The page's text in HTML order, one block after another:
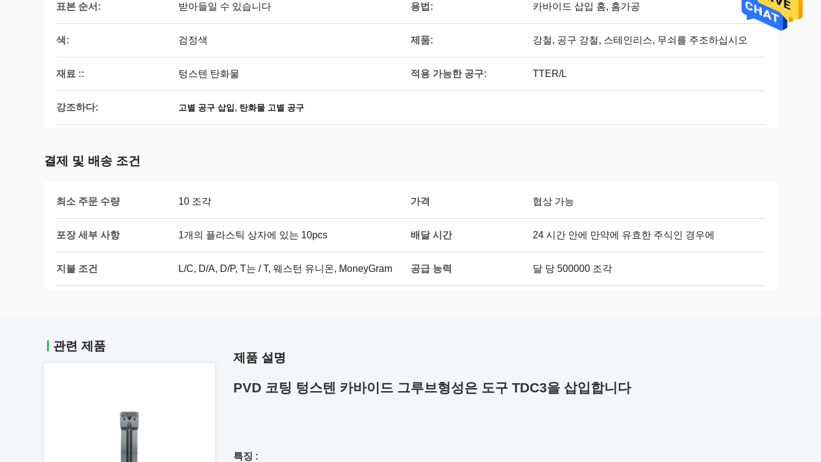
표본 순서: 받아들일 수 있습니다 용법: 카바이드 삽입 홈, 홈가공
색: 검정색 제품: 강철, 공구 강철, 스테인리스, 무쇠를 주조하십시오
재료 :: 텅스텐 탄화물 적용 가능한 공구: TTER/L
강조하다: 고별 공구 삽입, 탄화물 고별 공구
결제 및 배송 조건
최소 주문 수량 10 조각 가격 협상 가능
포장 세부 사항 1개의 플라스틱 상자에 있는 10pcs 배달 시간 24 시간 안에 만약에 유효한 주식인 경우에
지불 조건 L/C, D/A, D/P, T는 / T, 웨스턴 유니온, MoneyGram 공급 능력 달 당 500000 조각
관련 제품
제품 설명
PVD 코팅 텅스텐 카바이드 그루브형성은 도구 TDC3을 삽입합니다
특징 :